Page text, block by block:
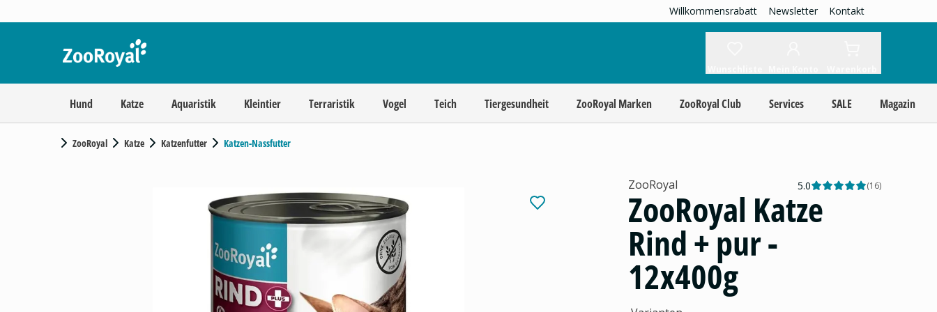
Willkommensrabatt Newsletter Kontakt
Hund Katze Aquaristik Kleintier Terraristik Vogel Teich Tiergesundheit ZooRoyal Marken ZooRoyal Club Services SALE Magazin
ZooRoyal Katze Katzenfutter Katzen-Nassfutter
ZooRoyal 5.0 (16)
ZooRoyal Katze
Rind + pur -
12x400g